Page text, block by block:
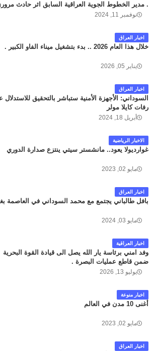
. مدير الخطوط الجوية العراقية السابق اثر حادث
داخل مطار البصرة الدولي اليوم الاثنين على الطريق
كان سبب الحادث يعود لتصادم عجلته مع عجلة نوع كيا
تابعة لشركة الهلال الماسكة لإعمار مطار البصرة
سائلين الله عز وجل ان يتغمد الفقيد بواسع رحمته ، و انا
نوفمبر 11, 2024
اخبار العراق
خلال هذا العام 2026 .. بدء بتشغيل ميناء الفاو الكبير .
يناير 05, 2026
اخبار العراق
السوداني: الأجهزة الأمنية ستباشر بالتحقيق للاستدلال
رفات كايلا مولر
أبريل 18, 2024
الاخبار الرياضية
غوارديولا يعود.. مانشستر سيتي ينتزع صدارة الدوري
مايو 02, 2023
اخبار العراق
بافل طالباني يجتمع مع محمد السوداني في العاصمة
مايو 03, 2024
اخبار العراقية
وفد امني برئاسة يار الله يصل الى قيادة القوة البحرية
ضمن قاطع عمليات البصرة .
يوليو 13, 2026
اخبار منوعة
أغنى 10 مدن في العالم
مايو 02, 2023
اخبار العراق